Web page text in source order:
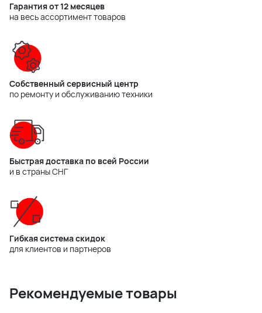
Гарантия от 12 месяцев
на весь ассортимент товаров
Собственный сервисный центр
по ремонту и обслуживанию техники
Быстрая доставка по всей России
и в страны СНГ
Гибкая система скидок
для клиентов и партнеров
Рекомендуемые товары